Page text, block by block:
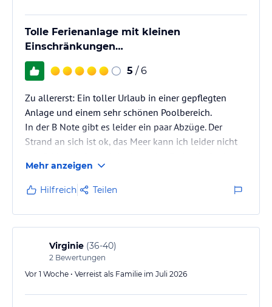
Tolle Ferienanlage mit kleinen
Einschränkungen…
5 / 6
Zu allererst: Ein toller Urlaub in einer gepflegten
Anlage und einem sehr schönen Poolbereich.
In der B Note gibt es leider ein paar Abzüge. Der
Strand an sich ist ok, das Meer kann ich leider nicht
das Wasser komplett zugewachsen und teilweise
liegen scharfkantige Steine / Felsen darin. Scharf
genug für unsere Tochter um sich den ganzen
Fußballen tief einzuschneiden, das Krankenhaus
auszusuchen ( man sollte hier sehr, sehr viel Geduld
mitbringen) und 5 Tage nicht…
Mehr anzeigen
Hilfreich Teilen
Virginie (36-40)
2 Bewertungen
Vor 1 Woche • Verreist als Familie im Juli 2026